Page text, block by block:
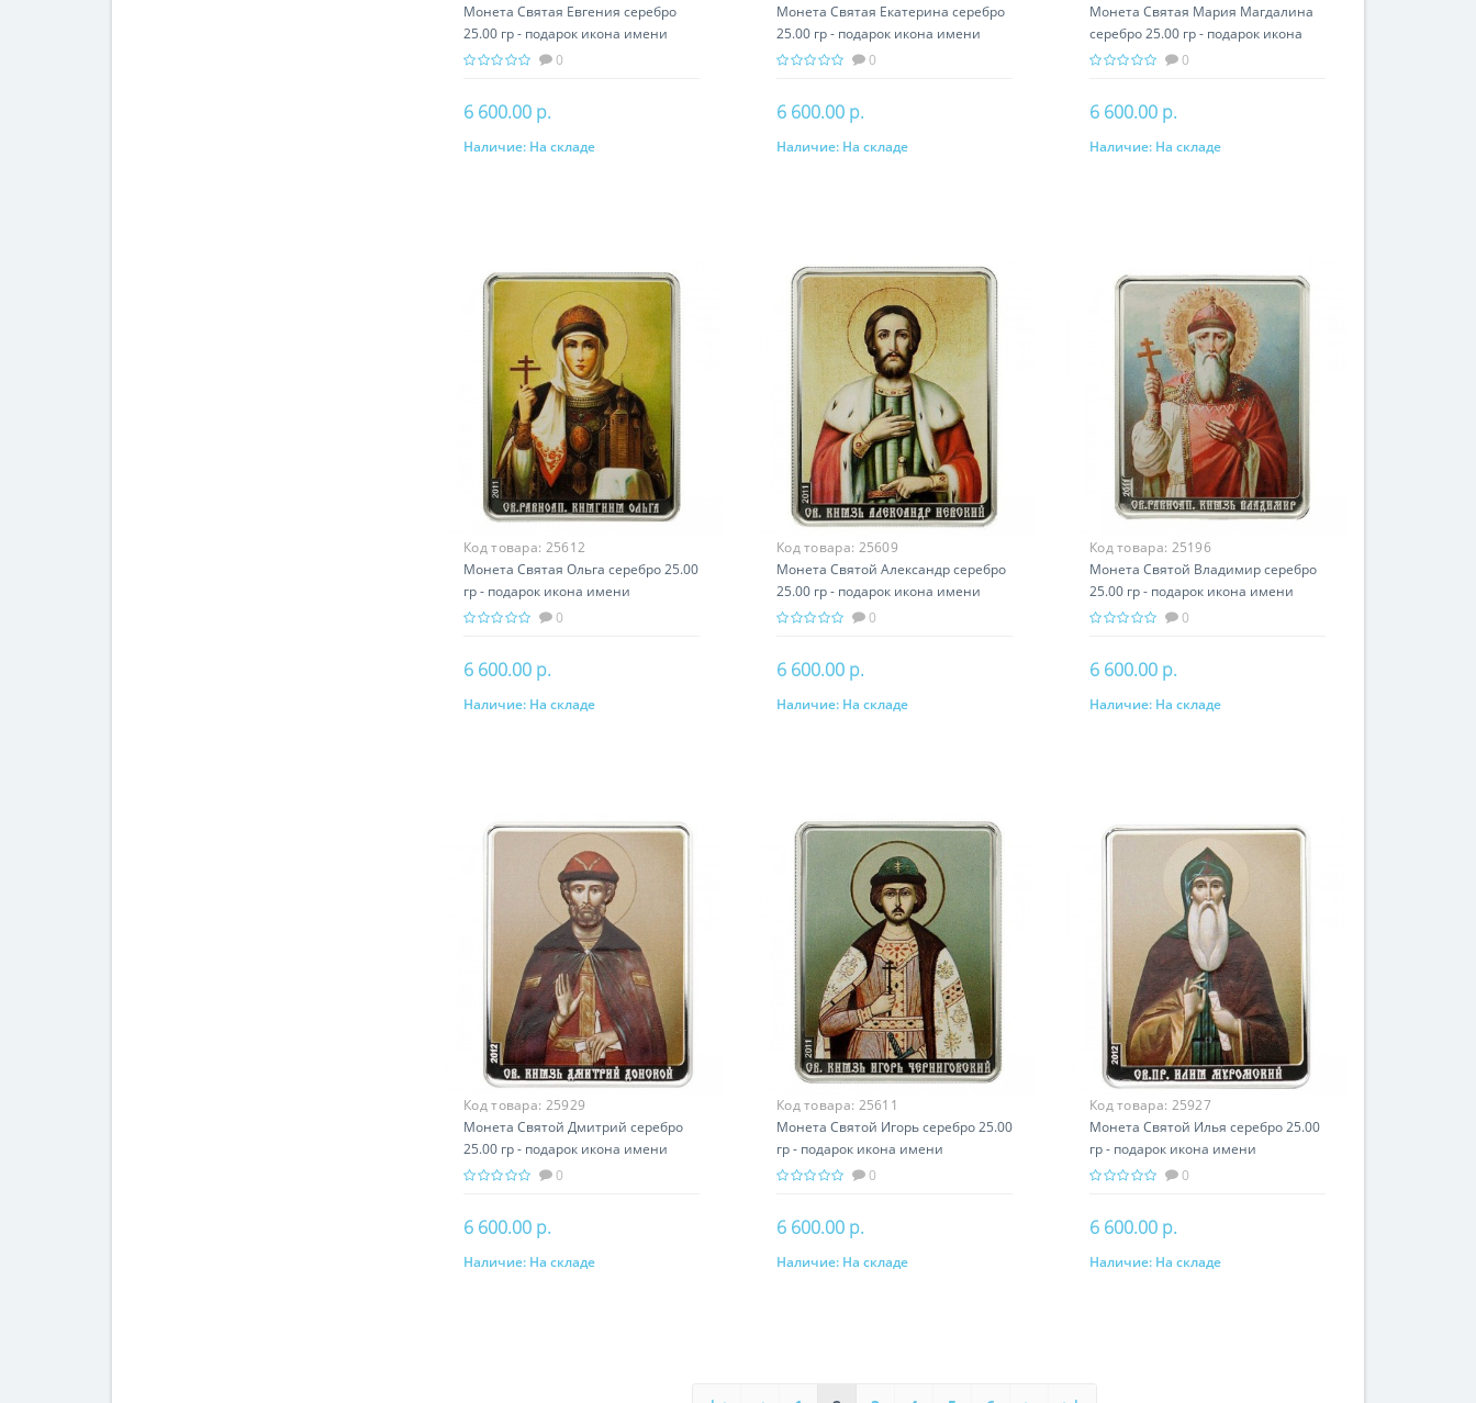
Монета Святая Евгения серебро
25.00 гр - подарок икона имени
0
6 600.00 р.
В корзину
Наличие: На складе
Монета Святая Екатерина серебро
25.00 гр - подарок икона имени
0
6 600.00 р.
В корзину
Наличие: На складе
Монета Святая Мария Магдалина
серебро 25.00 гр - подарок икона
имени
0
6 600.00 р.
В корзину
Наличие: На складе
Код товара: 25612
Монета Святая Ольга серебро 25.00
гр - подарок икона имени
0
6 600.00 р.
В корзину
Наличие: На складе
Код товара: 25609
Монета Святой Александр серебро
25.00 гр - подарок икона имени
0
6 600.00 р.
В корзину
Наличие: На складе
Код товара: 25196
Монета Святой Владимир серебро
25.00 гр - подарок икона имени
0
6 600.00 р.
В корзину
Наличие: На складе
Код товара: 25929
Монета Святой Дмитрий серебро
25.00 гр - подарок икона имени
0
6 600.00 р.
В корзину
Наличие: На складе
Код товара: 25611
Монета Святой Игорь серебро 25.00
гр - подарок икона имени
0
6 600.00 р.
В корзину
Наличие: На складе
Код товара: 25927
Монета Святой Илья серебро 25.00
гр - подарок икона имени
0
6 600.00 р.
В корзину
Наличие: На складе